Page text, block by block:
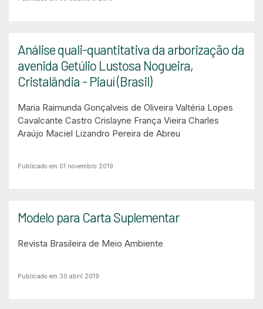
Análise quali-quantitativa da arborização da
avenida Getúlio Lustosa Nogueira,
Cristalândia - Piauí (Brasil)
Maria Raimunda Gonçalveis de Oliveira Valtéria Lopes
Cavalcante Castro Crislayne França Vieira Charles
Araújo Maciel Lizandro Pereira de Abreu
Publicado em 01 novembro 2019
Modelo para Carta Suplementar
Revista Brasileira de Meio Ambiente
Publicado em 30 abril 2019